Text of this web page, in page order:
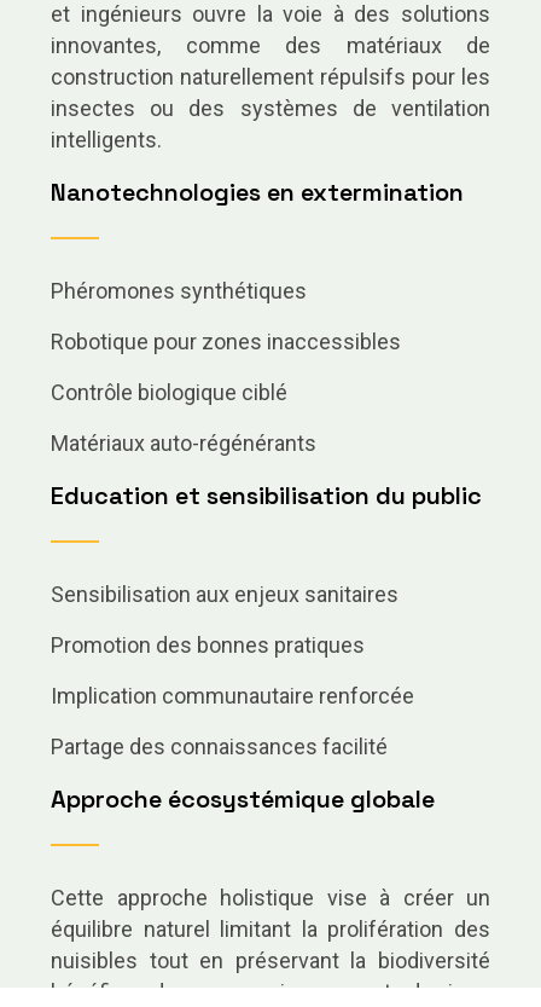
et ingénieurs ouvre la voie à des solutions
innovantes, comme des matériaux de
construction naturellement répulsifs pour les
insectes ou des systèmes de ventilation
intelligents.
Nanotechnologies en extermination
Phéromones synthétiques
Robotique pour zones inaccessibles
Contrôle biologique ciblé
Matériaux auto-régénérants
Education et sensibilisation du public
Sensibilisation aux enjeux sanitaires
Promotion des bonnes pratiques
Implication communautaire renforcée
Partage des connaissances facilité
Approche écosystémique globale
Cette approche holistique vise à créer un
équilibre naturel limitant la prolifération des
nuisibles tout en préservant la biodiversité
bénéfique dans nos environnements de vie.